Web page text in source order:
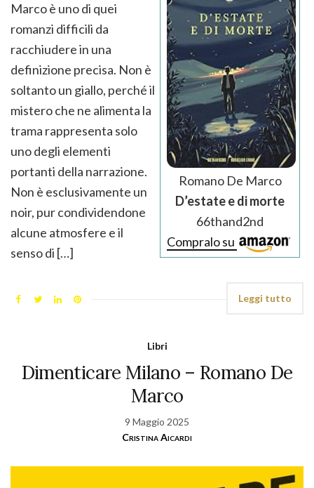
Romano De Marco
D’estate e di morte
66thand2nd
Compralo su
Marco è uno di quei
romanzi difficili da
racchiudere in una
definizione precisa. Non è
soltanto un giallo, perché il
mistero che ne alimenta la
trama rappresenta solo
uno degli elementi
portanti della narrazione.
Non è esclusivamente un
noir, pur condividendone
alcune atmosfere e il
senso di […]
Leggi tutto
Libri
Dimenticare Milano – Romano De
Marco
9 Maggio 2025
Cristina Aicardi